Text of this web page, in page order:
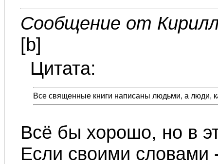
Сообщение от
[b]
Цитата:
Все священные книги написаны людьми, а люди,
Всё бы хорошо, но в
Если своими словами